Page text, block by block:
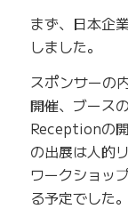
まず、日本企
しました。
スポンサーの
開催、ブース
Receptionの
の出展は人的
ワークショッ
る予定でした。